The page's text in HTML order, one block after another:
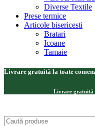
Diverse Textile
Prese termice
Articole bisericesti
Bratari
Icoane
Tamaie
Livrare gratuită la toate
Livrare gratuită